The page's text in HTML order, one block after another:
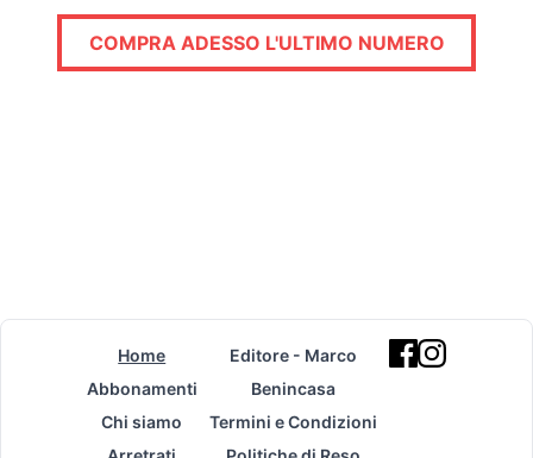
COMPRA ADESSO L'ULTIMO NUMERO
Home
Abbonamenti
Chi siamo
Editore - Marco
Benincasa
Termini e Condizioni